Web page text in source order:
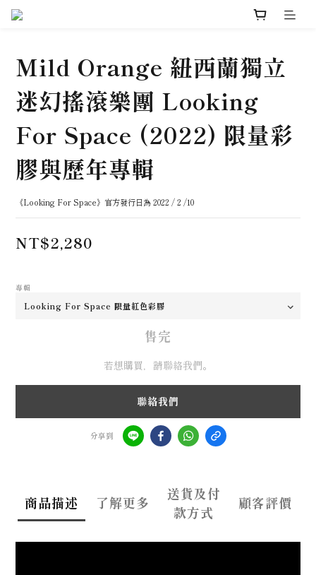
Mild Orange 紐西蘭獨立
迷幻搖滾樂團 Looking
For Space (2022) 限量彩
膠與歷年專輯
《Looking For Space》官方發行日為 2022 / 2 /10
NT$2,280
專輯
售完
若想購買，請聯絡我們。
聯絡我們
分享到
商品描述 了解更多
送貨及付
款方式
顧客評價